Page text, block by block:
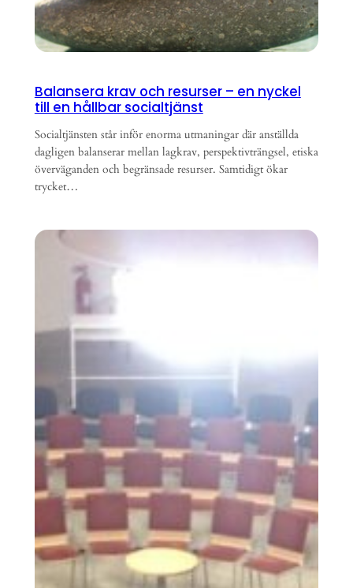
Balansera krav och resurser – en nyckel
till en hållbar socialtjänst
Socialtjänsten står inför enorma utmaningar där anställda
dagligen balanserar mellan lagkrav, perspektivträngsel, etiska
överväganden och begränsade resurser. Samtidigt ökar
trycket…